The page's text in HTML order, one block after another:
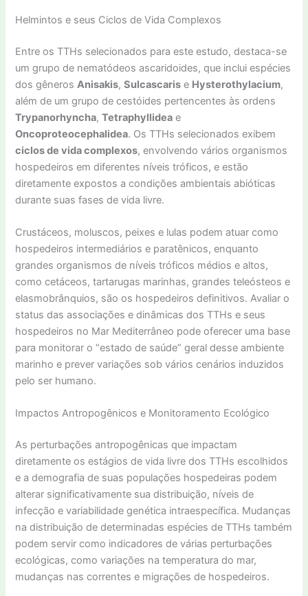
Helmintos e seus Ciclos de Vida Complexos
Entre os TTHs selecionados para este estudo, destaca-se
um grupo de nematódeos ascaridoides, que inclui espécies
dos gêneros Anisakis,Sulcascaris e Hysterothylacium,
além de um grupo de cestóides pertencentes às ordens
Trypanorhyncha,Tetraphyllidea e
Oncoproteocephalidea. Os TTHs selecionados exibem
ciclos de vida complexos, envolvendo vários organismos
hospedeiros em diferentes níveis tróficos, e estão
diretamente expostos a condições ambientais abióticas
durante suas fases de vida livre.
Crustáceos, moluscos, peixes e lulas podem atuar como
hospedeiros intermediários e paratênicos, enquanto
grandes organismos de níveis tróficos médios e altos,
como cetáceos, tartarugas marinhas, grandes teleósteos e
elasmobrânquios, são os hospedeiros definitivos. Avaliar o
status das associações e dinâmicas dos TTHs e seus
hospedeiros no Mar Mediterrâneo pode oferecer uma base
para monitorar o “estado de saúde” geral desse ambiente
marinho e prever variações sob vários cenários induzidos
pelo ser humano.
Impactos Antropogênicos e Monitoramento Ecológico
As perturbações antropogênicas que impactam
diretamente os estágios de vida livre dos TTHs escolhidos
e a demografia de suas populações hospedeiras podem
alterar significativamente sua distribuição, níveis de
infecção e variabilidade genética intraespecífica. Mudanças
na distribuição de determinadas espécies de TTHs também
podem servir como indicadores de várias perturbações
ecológicas, como variações na temperatura do mar,
mudanças nas correntes e migrações de hospedeiros.